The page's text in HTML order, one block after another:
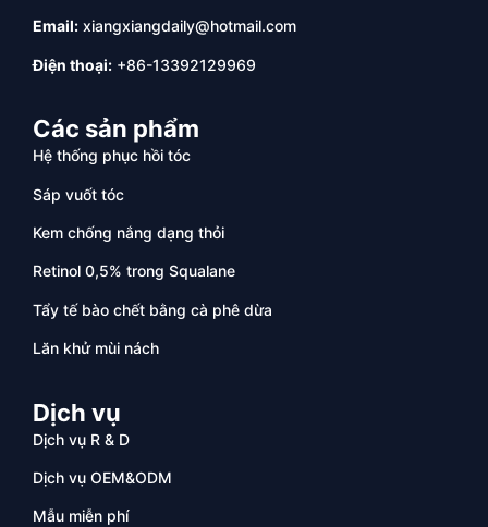
Email: xiangxiangdaily@hotmail.com
Điện thoại: +86-13392129969
Các sản phẩm
Hệ thống phục hồi tóc
Sáp vuốt tóc
Kem chống nắng dạng thỏi
Retinol 0,5% trong Squalane
Tẩy tế bào chết bằng cà phê dừa
Lăn khử mùi nách
Dịch vụ
Dịch vụ R & D
Dịch vụ OEM&ODM
Mẫu miễn phí